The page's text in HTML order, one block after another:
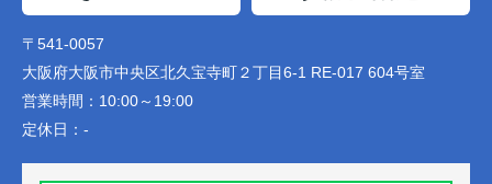
〒541-0057
大阪府大阪市中央区北久宝寺町２丁目6-1 RE-017 604号室
営業時間： 10:00～19:00
定休日： -